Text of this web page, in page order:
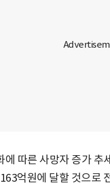
따른 사망자 증가
억원에 달할 것으로